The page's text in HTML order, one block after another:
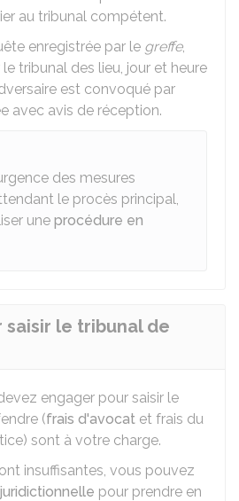
au tribunal compétent.
enregistrée par le greffe,
tribunal des lieu, jour et heure
est convoqué par
avec avis de réception.
des mesures
le procès principal,
une procédure en
saisir le tribunal de
engager pour saisir le
(frais d'avocat et frais du
sont à votre charge.
insuffisantes, vous pouvez
pour prendre en